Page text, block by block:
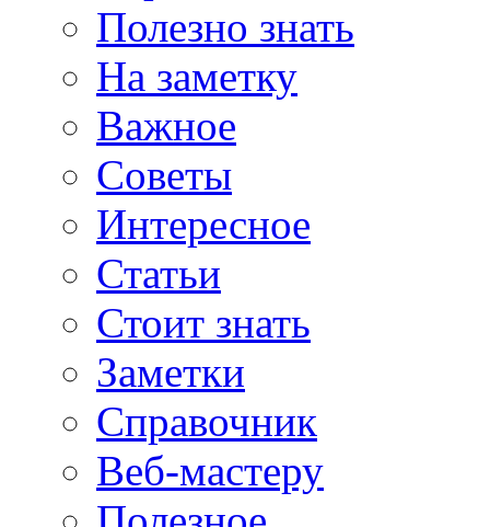
Полезно знать
На заметку
Важное
Советы
Интересное
Статьи
Стоит знать
Заметки
Справочник
Веб-мастеру